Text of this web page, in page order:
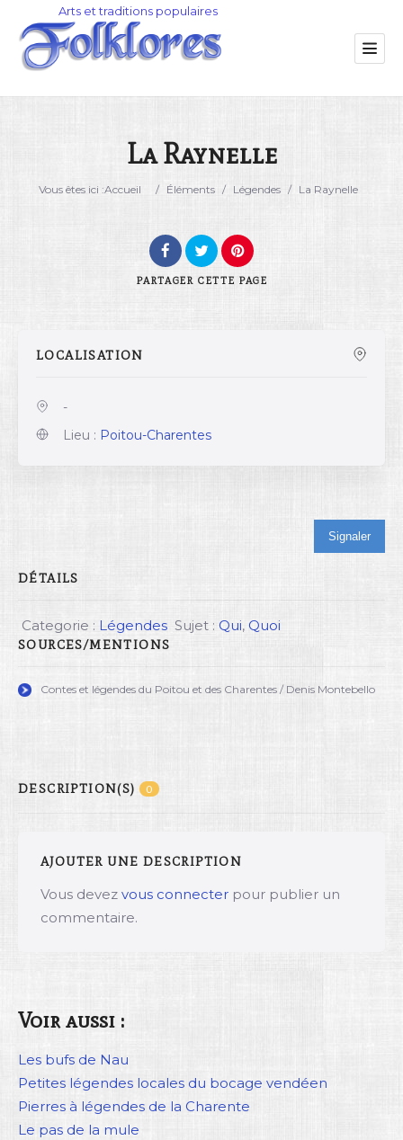
Catégorie
La Raynelle
Vous êtes ici :Accueil / Éléments / Légendes / La Raynelle
PARTAGER CETTE PAGE
LOCALISATION
-
Lieu : Poitou-Charentes
Signaler
DÉTAILS
Categorie : Légendes Sujet : Qui, Quoi
SOURCES/MENTIONS
Contes et légendes du Poitou et des Charentes / Denis Montebello
DESCRIPTION(S) 0
AJOUTER UNE DESCRIPTION
Vous devez vous connecter pour publier un
commentaire.
Voir aussi :
Les bufs de Nau
Petites légendes locales du bocage vendéen
Pierres à légendes de la Charente
Le pas de la mule